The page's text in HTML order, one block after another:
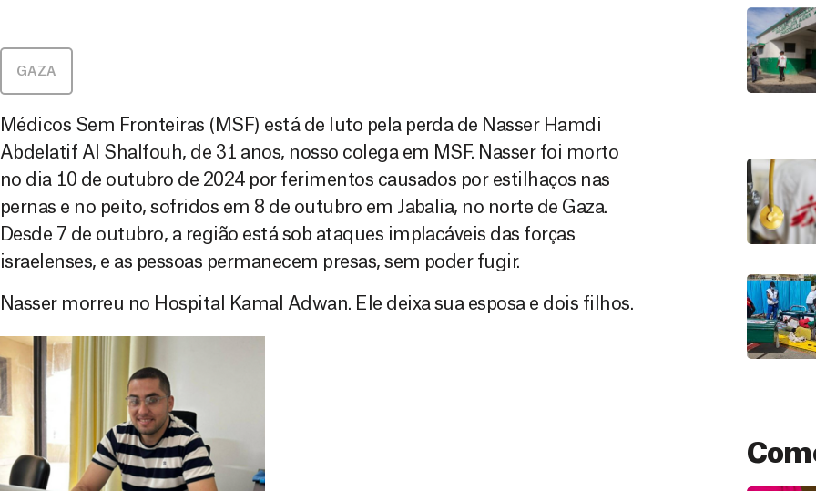
GAZA
Médicos Sem Fronteiras (MSF) está de luto pela perda de Nasser Hamdi
Abdelatif Al Shalfouh, de 31 anos, nosso colega em MSF. Nasser foi morto
no dia 10 de outubro de 2024 por ferimentos causados por estilhaços nas
pernas e no peito, sofridos em 8 de outubro em Jabalia, no norte de Gaza.
Desde 7 de outubro, a região está sob ataques implacáveis das forças
israelenses, e as pessoas permanecem presas, sem poder fugir.
Nasser morreu no Hospital Kamal Adwan. Ele deixa sua esposa e dois filhos.